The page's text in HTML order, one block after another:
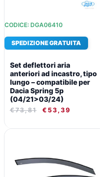
CODICE: DGA06410
SPEDIZIONE GRATUITA
Set deflettori aria
anteriori ad incastro, tipo
lungo – compatibile per
Dacia Spring 5p
(04/21>03/24)
€73,81 € 53,39
ERA:
€73,81.€53,39.